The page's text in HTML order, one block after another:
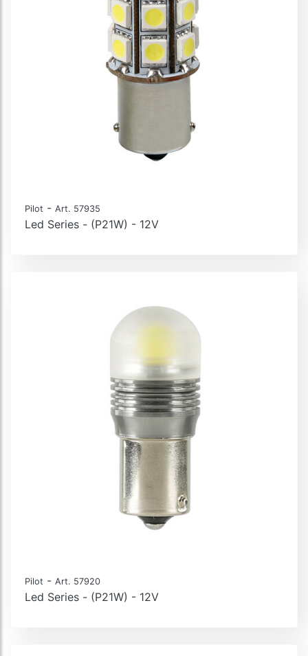
Pilot - Art. 57935
Led Series - (P21W) - 12V
Pilot - Art. 57920
Led Series - (P21W) - 12V